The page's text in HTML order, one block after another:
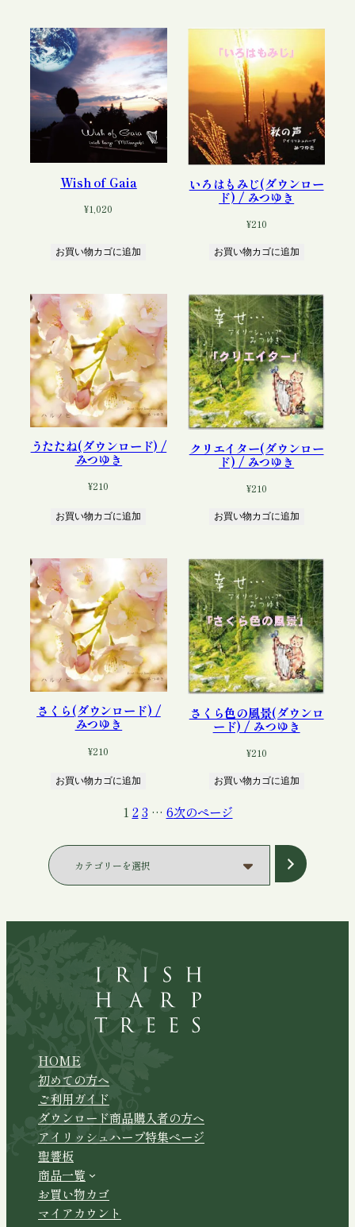
Wish of Gaia
¥1,020
お買い物カゴに追加
いろはもみじ(ダウンロー
ド) / みつゆき
¥210
お買い物カゴに追加
うたたね(ダウンロード) /
みつゆき
¥210
お買い物カゴに追加
クリエイター(ダウンロー
ド) / みつゆき
¥210
お買い物カゴに追加
さくら(ダウンロード) /
みつゆき
¥210
お買い物カゴに追加
さくら色の風景(ダウンロ
ード) / みつゆき
¥210
お買い物カゴに追加
1 2 3 … 6次のページ
カ
テ
HOME
初めての方へ
ご利用ガイド
ダウンロード商品購入者の方へ
アイリッシュハープ特集ページ
聖響板
商品一覧
お買い物カゴ
マイアカウント